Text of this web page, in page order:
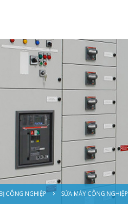
CÔNG NGHIỆP SỬA MÁY CÔNG NGHIỆP